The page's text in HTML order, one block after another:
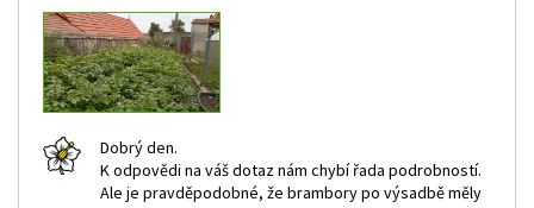
Dobrý den.
K odpovědi na váš dotaz nám chybí řada podrobností.
Ale je pravděpodobné, že brambory po výsadbě měly